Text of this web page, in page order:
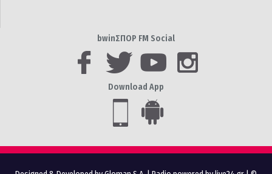
bwinΣΠΟΡ FM Social
Download App